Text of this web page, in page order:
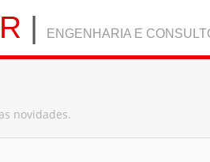
| ENGENHARIA E
novidades.